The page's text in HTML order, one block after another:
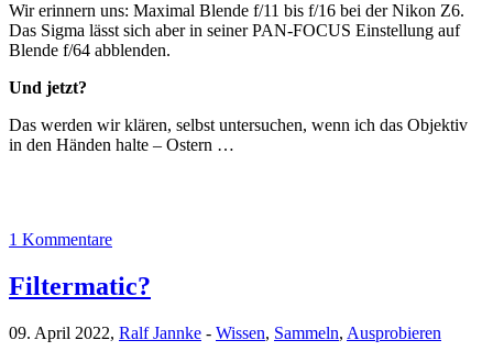
Wir erinnern uns: Maximal Blende f/11 bis f/16 bei der Nikon Z6.
Das Sigma lässt sich aber in seiner PAN-FOCUS Einstellung auf
Blende f/64 abblenden.
Und jetzt?
Das werden wir klären, selbst untersuchen, wenn ich das Objektiv
in den Händen halte – Ostern …
1 Kommentare
Filtermatic?
09. April 2022, Ralf Jannke - Wissen, Sammeln, Ausprobieren